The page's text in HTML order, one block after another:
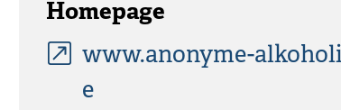
Homepage
www.anonyme-
e